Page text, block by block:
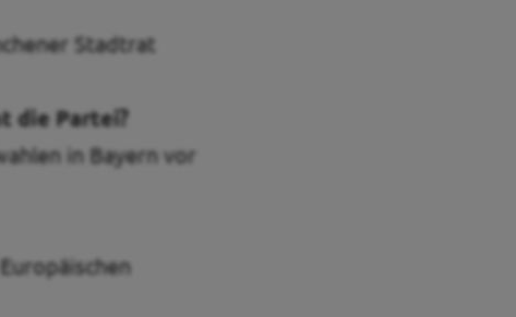
Stadtrat
die Partei?
in Bayern vor